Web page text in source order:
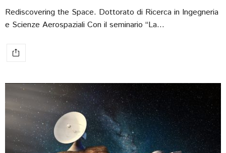
Rediscovering the Space. Dottorato di Ricerca in Ingegneria
e Scienze Aerospaziali Con il seminario “La…